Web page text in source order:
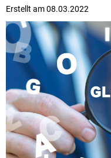
Erstellt am08.03.2022